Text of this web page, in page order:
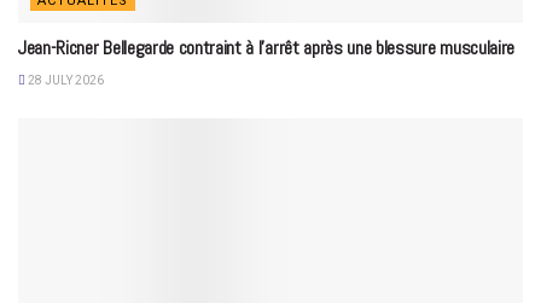
Jean-Ricner Bellegarde contraint à l’arrêt après une blessure musculaire
28 JULY 2026